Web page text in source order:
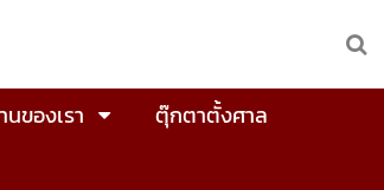
ของเรา
ตุ๊กตาตั้งศาล